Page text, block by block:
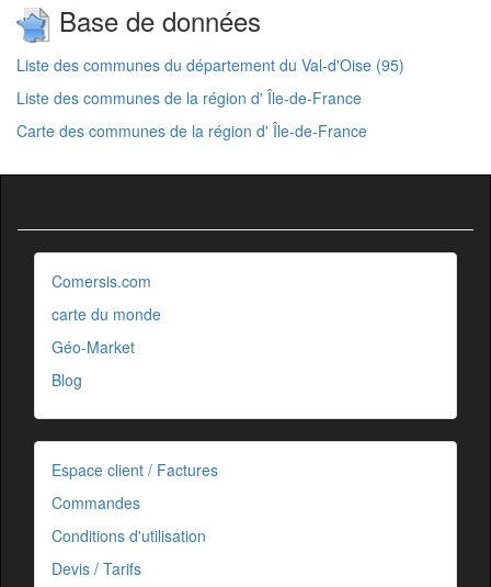
Base de données
Liste des communes du département du Val-d'Oise (95)
Liste des communes de la région d' Île-de-France
Carte des communes de la région d' Île-de-France
Comersis.com
carte du monde
Géo-Market
Blog
Espace client / Factures
Commandes
Conditions d'utilisation
Devis / Tarifs